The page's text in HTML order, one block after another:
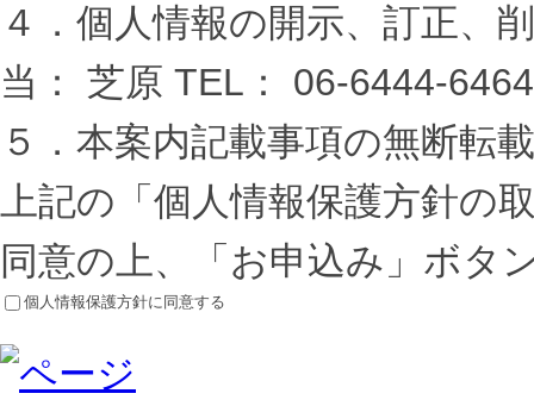
４． 個人情報の開示、訂正、
当： 芝原 TEL： 06-6444-
５． 本案内記載事項の無断転
上記の「個人情報保護方針の
同意の上、「お申込み」ボタ
個人情報保護方針に同意する